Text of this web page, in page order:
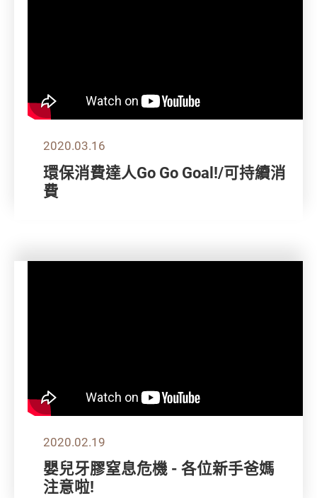
2020.03.16
環保消費達人Go Go Goal!/可持續消
費
2020.02.19
嬰兒牙膠窒息危機 - 各位新手爸媽
注意啦!